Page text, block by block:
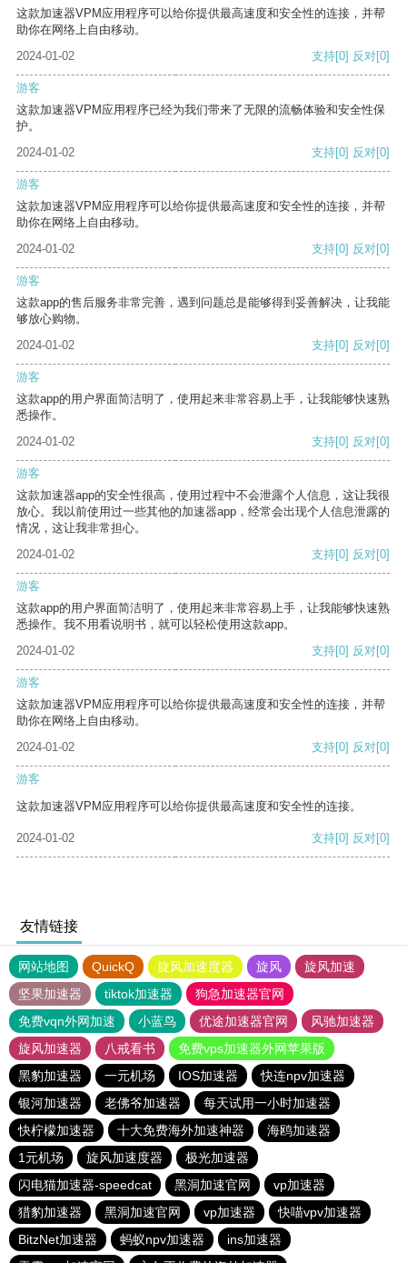
这款加速器VPM应用程序可以给你提供最高速度和安全性的连接，并帮
助你在网络上自由移动。
2024-01-02
支持[0] 反对[0]
游客
这款加速器VPM应用程序已经为我们带来了无限的流畅体验和安全性保
护。
2024-01-02
支持[0] 反对[0]
游客
这款加速器VPM应用程序可以给你提供最高速度和安全性的连接，并帮
助你在网络上自由移动。
2024-01-02
支持[0] 反对[0]
游客
这款app的售后服务非常完善，遇到问题总是能够得到妥善解决，让我能
够放心购物。
2024-01-02
支持[0] 反对[0]
游客
这款app的用户界面简洁明了，使用起来非常容易上手，让我能够快速熟
悉操作。
2024-01-02
支持[0] 反对[0]
游客
这款加速器app的安全性很高，使用过程中不会泄露个人信息，这让我很
放心。我以前使用过一些其他的加速器app，经常会出现个人信息泄露的
情况，这让我非常担心。
2024-01-02
支持[0] 反对[0]
游客
这款app的用户界面简洁明了，使用起来非常容易上手，让我能够快速熟
悉操作。我不用看说明书，就可以轻松使用这款app。
2024-01-02
支持[0] 反对[0]
游客
这款加速器VPM应用程序可以给你提供最高速度和安全性的连接，并帮
助你在网络上自由移动。
2024-01-02
支持[0] 反对[0]
游客
这款加速器VPM应用程序可以给你提供最高速度和安全性的连接。
2024-01-02 支持[0] 反对[0]
友情链接
网站地图 QuickQ 旋风加速度器 旋风
旋风加速
坚果加速器
tiktok加速器
狗急加速器官网
免费vqn外网加速
小蓝鸟 优途加速器官网
风驰加速器
旋风加速器
八戒看书
免费vps加速器外网苹果版
黑豹加速器
一元机场 IOS加速器
快连npv加速器
银河加速器
老佛爷加速器
每天试用一小时加速器
快柠檬加速器
十大免费海外加速神器
海鸥加速器
1元机场
旋风加速度器
极光加速器
闪电猫加速器-speedcat
黑洞加速官网
vp加速器
猎豹加速器
黑洞加速官网 vp加速器
快喵vpv加速器
BitzNet加速器
蚂蚁npv加速器
ins加速器